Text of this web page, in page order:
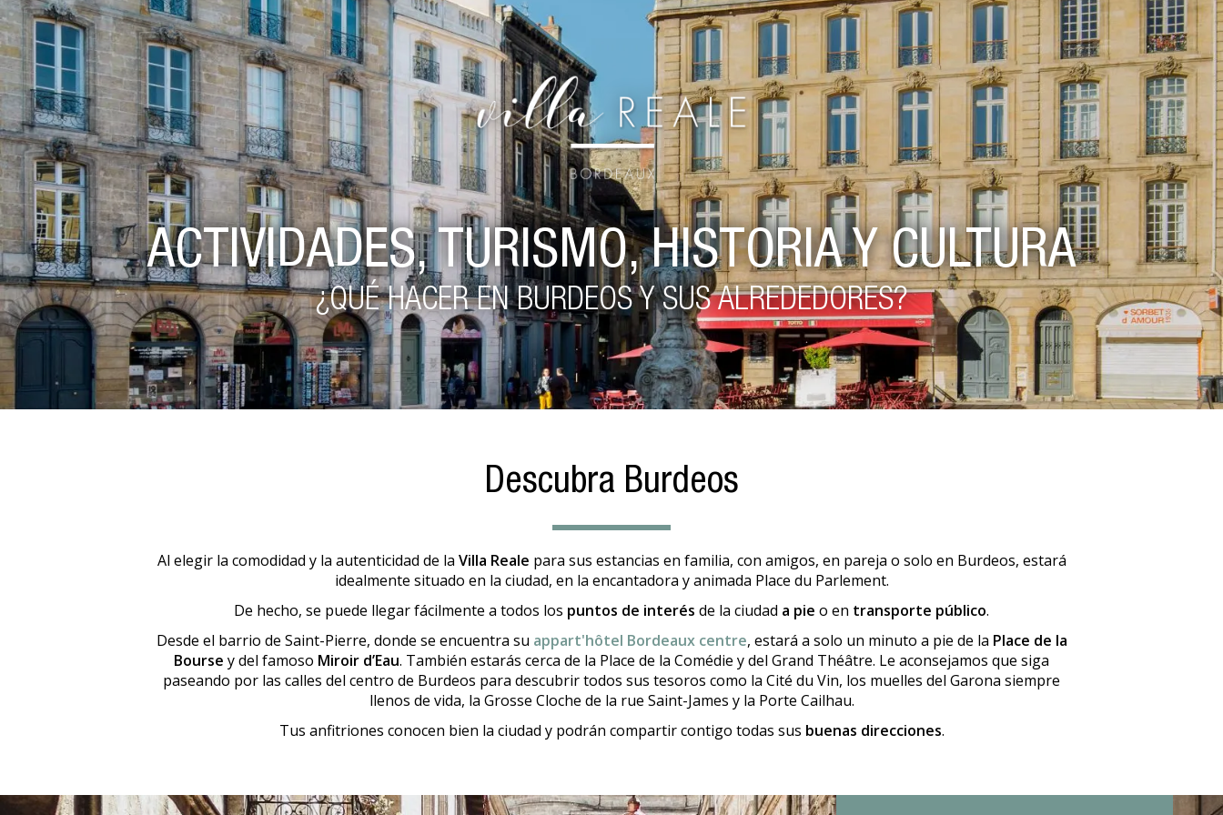
ACTIVIDADES, TURISMO, HISTORIA Y CULTURA
¿QUÉ HACER EN BURDEOS Y SUS ALREDEDORES?
Descubra Burdeos
Al elegir la comodidad y la autenticidad de la Villa Reale para sus estancias en familia, con amigos, en pareja o solo en Burdeos, estará
idealmente situado en la ciudad, en la encantadora y animada Place du Parlement.
De hecho, se puede llegar fácilmente a todos los puntos de interés de la ciudad a pie o en transporte público.
Desde el barrio de Saint-Pierre, donde se encuentra su appart'hôtel Bordeaux centre, estará a solo un minuto a pie de la Place de la
Bourse y del famoso Miroir d’Eau. También estarás cerca de la Place de la Comédie y del Grand Théâtre. Le aconsejamos que siga
paseando por las calles del centro de Burdeos para descubrir todos sus tesoros como la Cité du Vin, los muelles del Garona siempre
llenos de vida, la Grosse Cloche de la rue Saint-James y la Porte Cailhau.
Tus anfitriones conocen bien la ciudad y podrán compartir contigo todas sus buenas direcciones.